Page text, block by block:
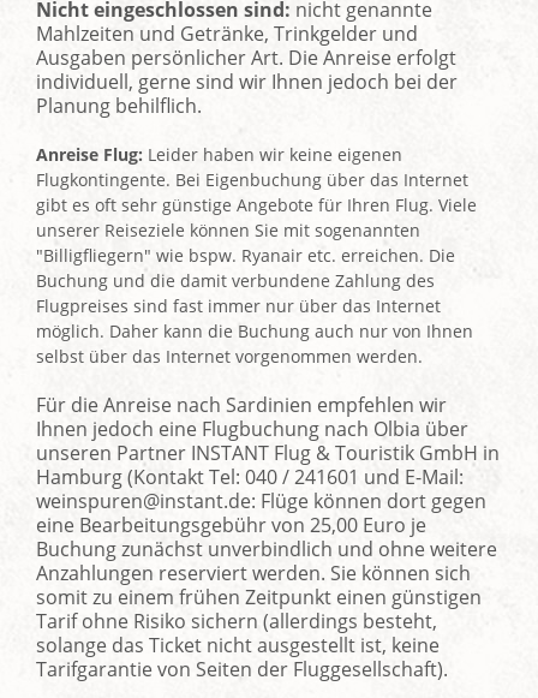
Nicht eingeschlossen sind: nicht genannte
Mahlzeiten und Getränke, Trinkgelder und
Ausgaben persönlicher Art. Die Anreise erfolgt
individuell, gerne sind wir Ihnen jedoch bei der
Planung behilflich.
Anreise Flug: Leider haben wir keine eigenen
Flugkontingente. Bei Eigenbuchung über das Internet
gibt es oft sehr günstige Angebote für Ihren Flug. Viele
unserer Reiseziele können Sie mit sogenannten
"Billigfliegern" wie bspw. Ryanair etc. erreichen. Die
Buchung und die damit verbundene Zahlung des
Flugpreises sind fast immer nur über das Internet
möglich. Daher kann die Buchung auch nur von Ihnen
selbst über das Internet vorgenommen werden.
Für die Anreise nach Sardinien empfehlen wir
Ihnen jedoch eine Flugbuchung nach Olbia über
unseren Partner INSTANT Flug & Touristik GmbH in
Hamburg (Kontakt Tel: 040 / 241601 und E-Mail:
weinspuren@instant.de: Flüge können dort gegen
eine Bearbeitungs­gebühr von 25,00 Euro je
Buchung zunächst unverbindlich und ohne weitere
Anzahlungen reserviert werden. Sie können sich
somit zu einem frühen Zeitpunkt einen günstigen
Tarif ohne Risiko sichern (allerdings besteht,
solange das Ticket nicht ausgestellt ist, keine
Tarifgarantie von Seiten der Fluggesellschaft).